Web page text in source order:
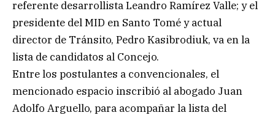
referente desarrollista Leandro Ramírez Valle; y el
presidente del MID en Santo Tomé y actual
director de Tránsito, Pedro Kasibrodiuk, va en la
lista de candidatos al Concejo.
Entre los postulantes a convencionales, el
mencionado espacio inscribió al abogado Juan
Adolfo Arguello, para acompañar la lista del